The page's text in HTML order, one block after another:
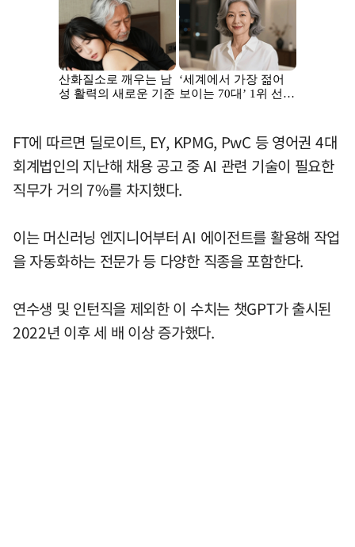
FT에 따르면 딜로이트, EY, KPMG, PwC 등 영어권 4대
회계법인의 지난해 채용 공고 중 AI 관련 기술이 필요한
직무가 거의 7%를 차지했다.
이는 머신러닝 엔지니어부터 AI 에이전트를 활용해 작업
을 자동화하는 전문가 등 다양한 직종을 포함한다.
연수생 및 인턴직을 제외한 이 수치는 챗GPT가 출시된
2022년 이후 세 배 이상 증가했다.